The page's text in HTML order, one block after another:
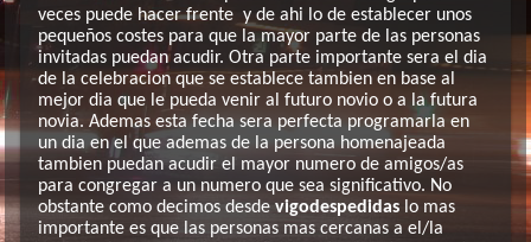
veces puede hacer frente y de ahi lo de establecer unos
pequeños costes para que la mayor parte de las personas
invitadas puedan acudir. Otra parte importante sera el dia
de la celebracion que se establece tambien en base al
mejor dia que le pueda venir al futuro novio o a la futura
novia. Ademas esta fecha sera perfecta programarla en
un dia en el que ademas de la persona homenajeada
tambien puedan acudir el mayor numero de amigos/as
para congregar a un numero que sea significativo. No
obstante como decimos desde vigodespedidas lo mas
importante es que las personas mas cercanas a el/la